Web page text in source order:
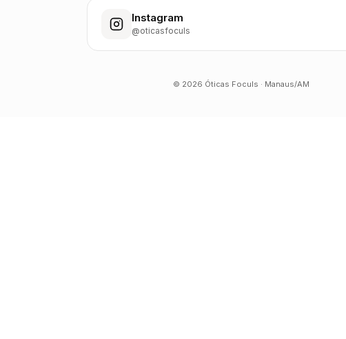
Instagram
@oticasfoculs
© 2026 Óticas Foculs · Manaus/AM